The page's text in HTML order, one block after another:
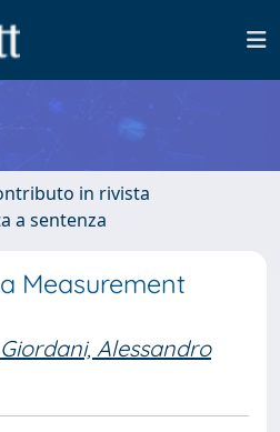
in rivista
a sentenza
Measurement
Giordani, Alessandro